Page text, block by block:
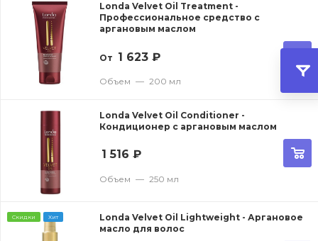
Londa Velvet Oil Treatment -
Профессиональное средство с
аргановым маслом
От 1 623 ₽
Объем — 200 мл
Londa Velvet Oil Conditioner -
Кондиционер с аргановым маслом
1 516 ₽
Объем — 250 мл
Скидки Хит
Londa Velvet Oil Lightweight - Аргановое
масло для волос